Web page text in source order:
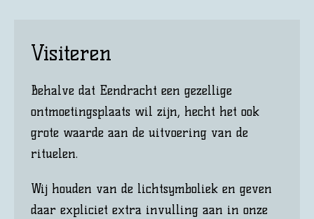
Visiteren
​Behalve dat Eendracht een gezellige
ontmoetingsplaats wil zijn, hecht het ook
grote waarde aan de uitvoering van de
rituelen.
Wij houden van de lichtsymboliek en geven
daar expliciet extra invulling aan in onze